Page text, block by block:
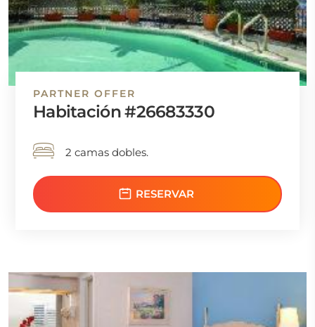
PARTNER OFFER
Habitación #26683330
2 camas dobles.
RESERVAR